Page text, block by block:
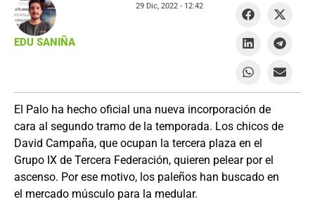
El Palo ha hecho oficial una nueva incorporación de
cara al segundo tramo de la temporada. Los chicos de
David Campaña, que ocupan la tercera plaza en el
Grupo IX de Tercera Federación, quieren pelear por el
ascenso. Por ese motivo, los paleños han buscado en
el mercado músculo para la medular.
EDU SANIÑA
29 Dic, 2022 - 12:42